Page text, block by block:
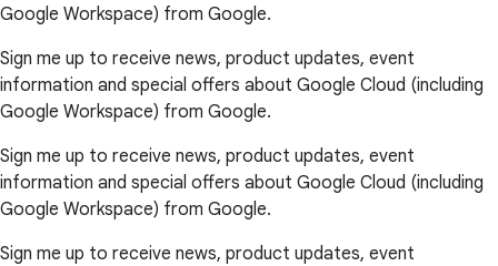
Google Workspace) from Google.
Sign me up to receive news, product updates, event
information and special offers about Google Cloud (including
Google Workspace) from Google.
Sign me up to receive news, product updates, event
information and special offers about Google Cloud (including
Google Workspace) from Google.
Sign me up to receive news, product updates, event